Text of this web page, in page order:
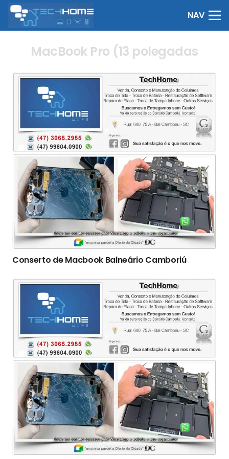
NAV
MacBook Pro (13 polegadas
Conserto de Macbook Balneário Camboriú